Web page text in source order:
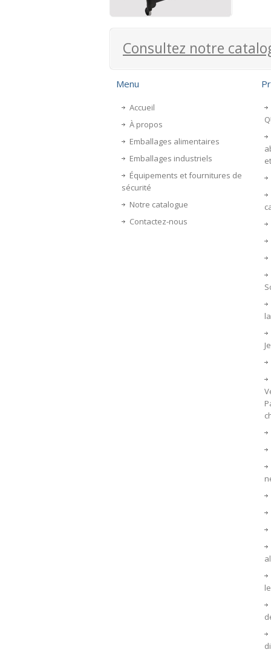
Consultez notre
Menu
Accueil
À propos
Emballages alimentaires
Emballages industriels
Équipements et fournitures de
sécurité
Notre catalogue
Contactez-nous